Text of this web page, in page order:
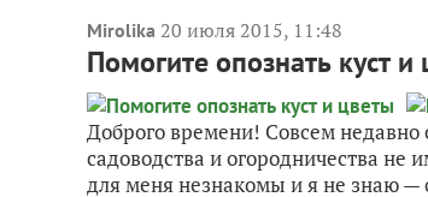
Mirolika 20 июля 2015, 11:48
Помогите опознать куст и
Доброго времени! Совсем недавно
садоводства и огородничества не
для меня незнакомы и я не знаю —